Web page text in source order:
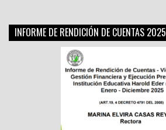
INFORME DE RENDICIÓN DE CUENTAS 2025